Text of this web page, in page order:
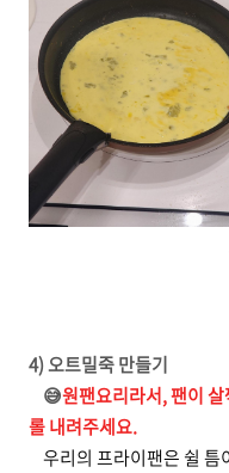
4) 오트밀죽 만들기
😅원팬요리라서, 팬이
롤 내려주세요.
우리의 프라이팬은 쉴 틈